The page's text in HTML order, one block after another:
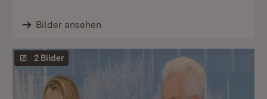
Bilder ansehen
2 Bilder